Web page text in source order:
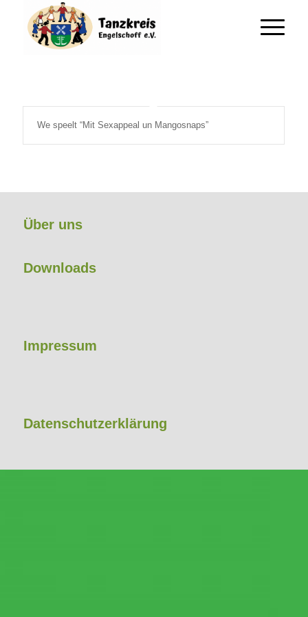
We speelt “Mit Sexappeal un Mangosnaps”
Über uns
Downloads
Impressum
Datenschutzerklärung